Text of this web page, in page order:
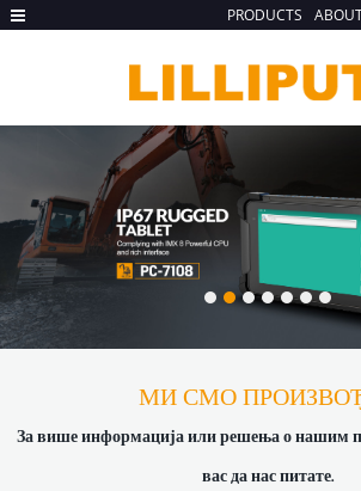
МИ СМО
За више информација или решења о нашим
вас да нас питате.
PRODUCTS